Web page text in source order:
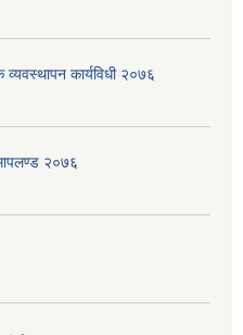
व्यवस्थापन कार्यविधी २०७६
२०७६